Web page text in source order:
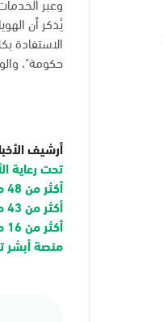
يُذكر أن
الاستفادة
حكومة"،
أرشيف
تحت رعاية
أكثر من 48 مليون عملية إلكترونية عبر منصة "أبشر" في يونيو 2026م
أكثر من 43 مليون عملية إلكترونية عبر منصة "أبشر" في مايو 2026م
أكثر من 16 مليون عملية إلكترونية عبر منصة "أبشر" في أبريل 2026م
منصة أبشر تنفّذ أكثر من 448